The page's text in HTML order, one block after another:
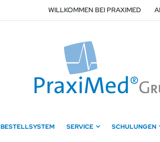
WILLKOMMEN BEI PRAXIMED
BESTELLSYSTEM SERVICE SCHULUNGEN